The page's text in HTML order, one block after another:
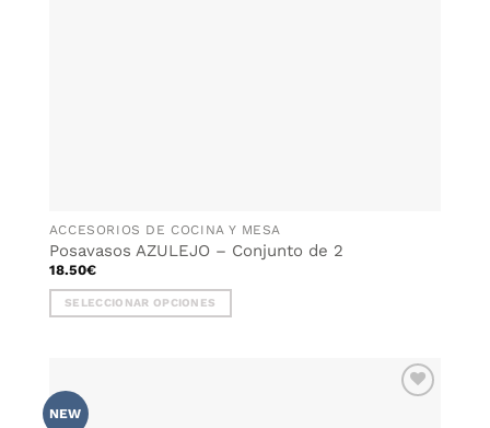
ACCESORIOS DE COCINA Y MESA
Posavasos AZULEJO – Conjunto de 2
18.50€
SELECCIONAR OPCIONES
múltiples
variantes.
NEW